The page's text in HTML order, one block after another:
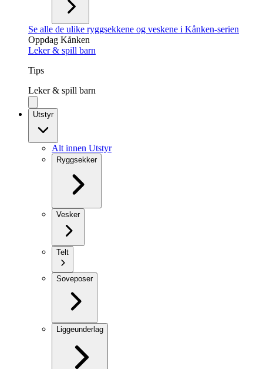
Se alle de ulike ryggsekkene og veskene i Kånken-serien
Oppdag Kånken
Leker & spill barn
Tips
Leker & spill barn
Utstyr
Alt innen Utstyr
Ryggsekker
Vesker
Telt
Soveposer
Liggeunderlag